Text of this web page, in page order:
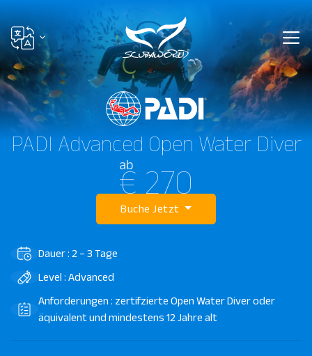
PADI Advanced Open Water Diver
ab
€ 270
Buche Jetzt
Dauer : 2 – 3 Tage
Level : Advanced
Anforderungen : zertifzierte Open Water Diver oder
äquivalent und mindestens 12 Jahre alt